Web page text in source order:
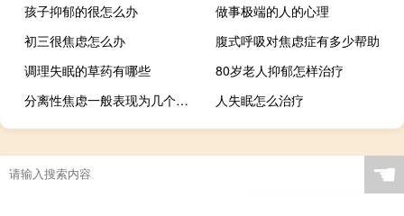
孩子抑郁的很怎么办
做事极端的人的心理
初三很焦虑怎么办
腹式呼吸对焦虑症有多少帮助
调理失眠的草药有哪些
80岁老人抑郁怎样治疗
分离性焦虑一般表现为几个阶段
人失眠怎么治疗
☚